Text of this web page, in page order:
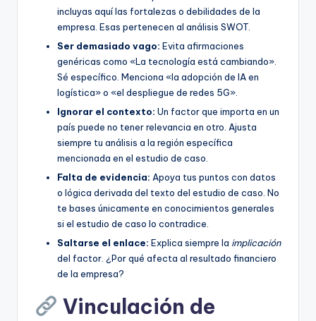
incluyas aquí las fortalezas o debilidades de la
empresa. Esas pertenecen al análisis SWOT.
Ser demasiado vago: Evita afirmaciones
genéricas como «La tecnología está cambiando».
Sé específico. Menciona «la adopción de IA en
logística» o «el despliegue de redes 5G».
Ignorar el contexto: Un factor que importa en un
país puede no tener relevancia en otro. Ajusta
siempre tu análisis a la región específica
mencionada en el estudio de caso.
Falta de evidencia: Apoya tus puntos con datos
o lógica derivada del texto del estudio de caso. No
te bases únicamente en conocimientos generales
si el estudio de caso lo contradice.
Saltarse el enlace: Explica siempre la implicación
del factor. ¿Por qué afecta al resultado financiero
de la empresa?
Vinculación de